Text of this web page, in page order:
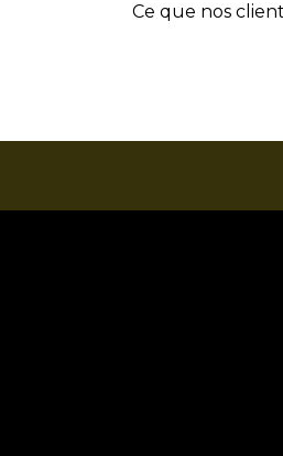
Ce que nos